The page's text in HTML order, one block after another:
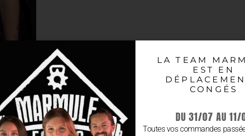
LA TEAM
EST EN
CONGÉS
DU 31/07 AU 11/
Toutes vos commandes